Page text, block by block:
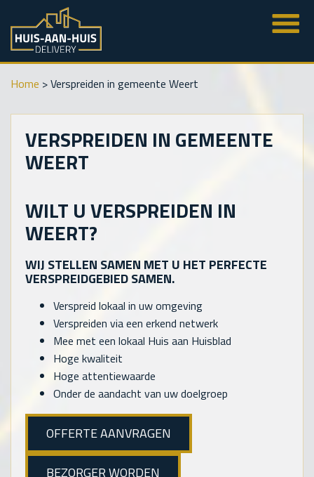
Home >Verspreiden in gemeente Weert
VERSPREIDEN IN GEMEENTE
WEERT
WILT U VERSPREIDEN IN
WEERT?
WIJ STELLEN SAMEN MET U HET PERFECTE
VERSPREIDGEBIED SAMEN.
Verspreid lokaal in uw omgeving
Verspreiden via een erkend netwerk
Mee met een lokaal Huis aan Huisblad
Hoge kwaliteit
Hoge attentiewaarde
Onder de aandacht van uw doelgroep
OFFERTE AANVRAGEN
BEZORGER WORDEN